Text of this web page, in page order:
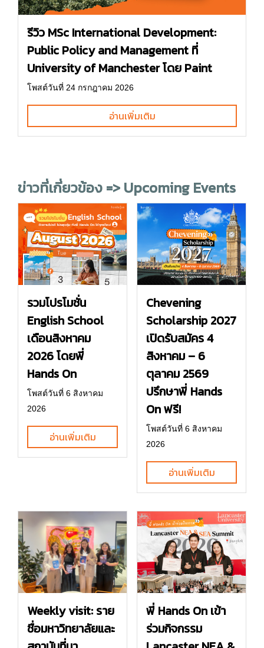
รีวิว MSc International Development:
Public Policy and Management ที่
University of Manchester โดย Paint
โพสต์วันที่ 24 กรกฎาคม 2026
อ่านเพิ่มเติม
ข่าวที่เกี่ยวข้อง => Upcoming Events
รวมโปรโมชั่น
English School
เดือนสิงหาคม
2026 โดยพี่
Hands On
โพสต์วันที่ 6 สิงหาคม
2026
อ่านเพิ่มเติม
Chevening
Scholarship 2027
เปิดรับสมัคร 4
สิงหาคม – 6
ตุลาคม 2569
ปรึกษาพี่ Hands
On ฟรี!
โพสต์วันที่ 6 สิงหาคม
2026
อ่านเพิ่มเติม
Weekly visit: ราย
ชื่อมหาวิทยาลัยและ
พี่ Hands On เข้า
ร่วมกิจกรรม